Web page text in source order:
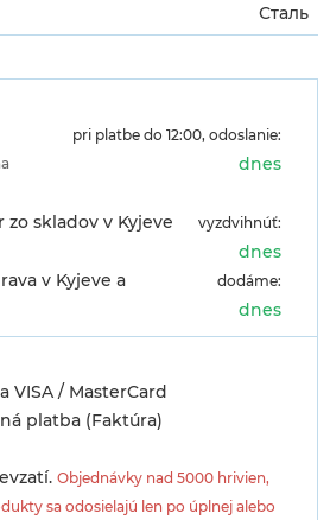
Сталь
pri platbe do 12:00, odoslanie:
dnes
skladov v Kyjeve
vyzdvihnúť:
dnes
v Kyjeve a
dodáme:
dnes
VISA / MasterCard
platba (Faktúra)
Objednávky nad 5000 hrivien,
sa odosielajú len po úplnej alebo